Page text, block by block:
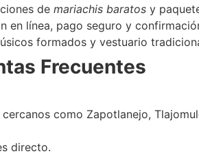
de mariachis baratos y
en línea, pago seguro y
formados y vestuario
Frecuentes
como Zapotlanejo,
directo.